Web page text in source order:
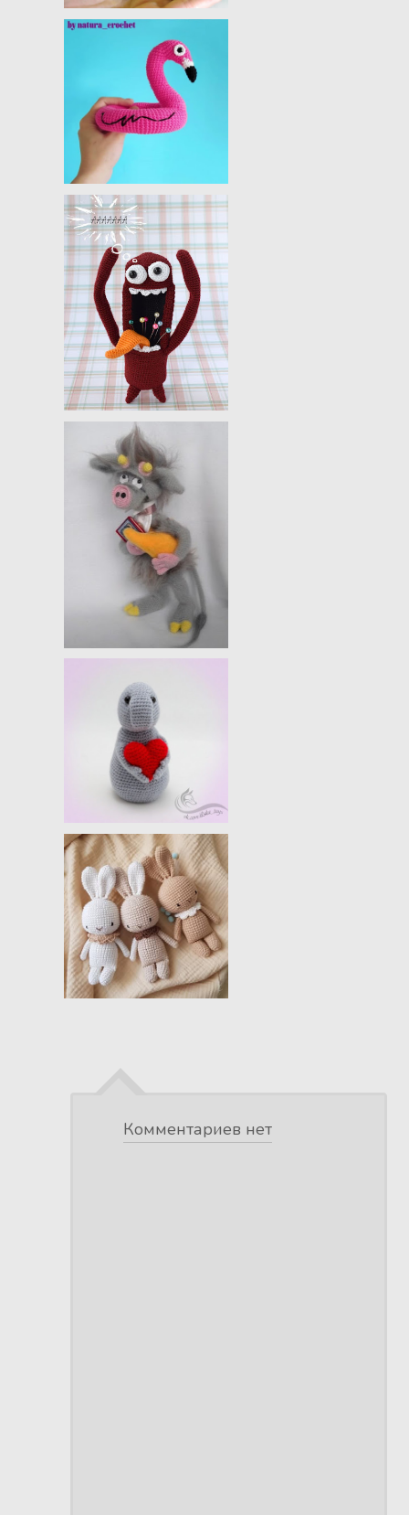
Комментариев нет